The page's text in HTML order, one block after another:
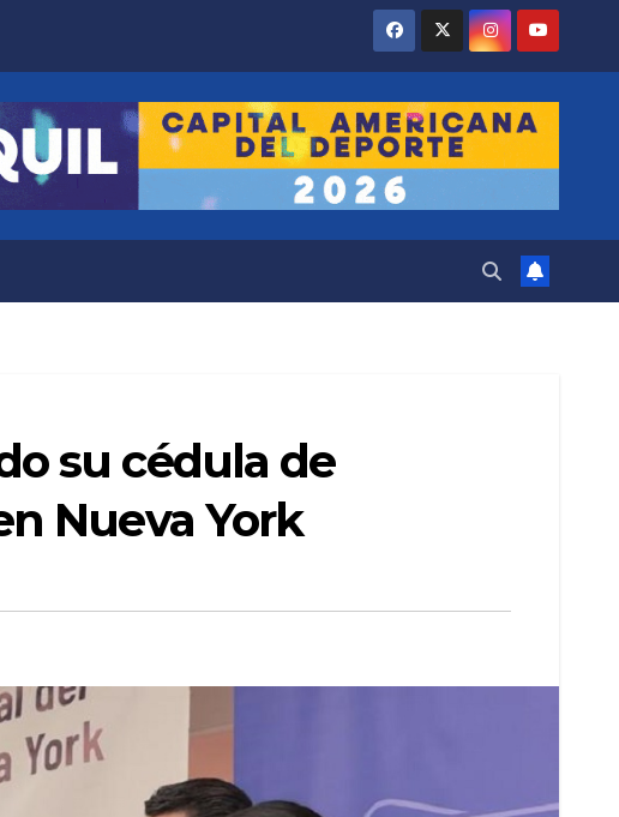
su cédula de
Nueva York